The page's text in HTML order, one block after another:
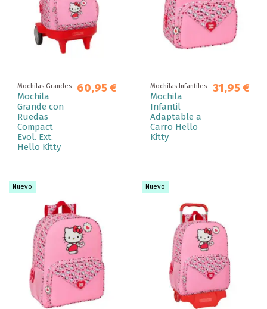
Mochilas Grandes
Mochila
Grande con
Ruedas
Compact
Evol. Ext.
Hello Kitty
60,95 € Mochilas Infantiles
Mochila
Infantil
Adaptable a
Carro Hello
Kitty
31,95 €
Nuevo Nuevo